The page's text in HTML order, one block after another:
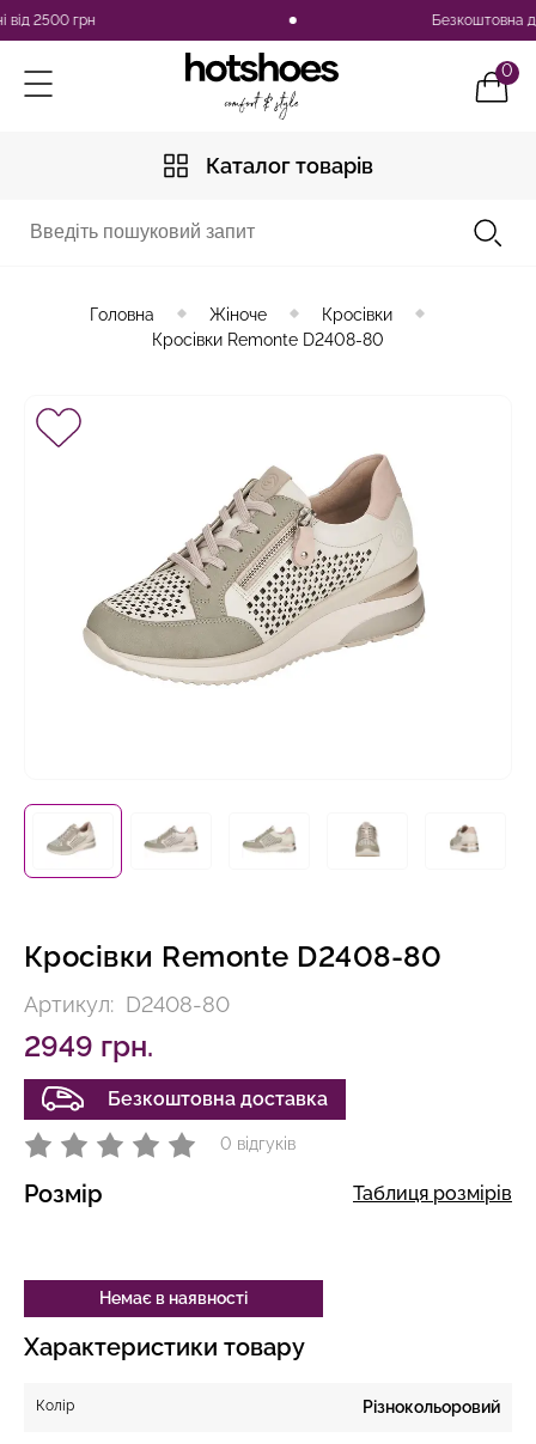
грн Безкоштовна
0
Каталог товарів
Головна Жіноче
Кросівки
Кросівки Remonte D2408-80
Кросівки Remonte D2408-80
Артикул: D2408-80
2949 грн.
Безкоштовна доставка
0 відгуків
Розмір Таблиця розмірів
Немає в наявності
Характеристики товару
Колір Різнокольоровий